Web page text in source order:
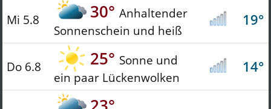
Mi 5.8 30° Anhaltender
Sonnenschein und heiß
19°
Do 6.8 25° Sonne und
ein paar Lückenwolken
14°